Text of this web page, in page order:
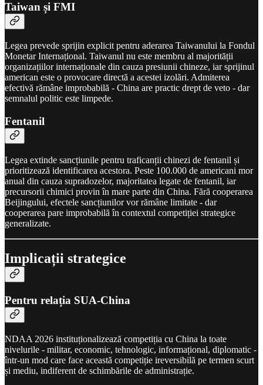
Taiwan și FMI
Legea prevede sprijin explicit pentru aderarea Taiwanului la Fondul
Monetar Internațional. Taiwanul nu este membru al majorității
organizațiilor internaționale din cauza presiunii chineze, iar sprijinul
american este o provocare directă a acestei izolări. Admiterea
efectivă rămâne improbabilă - China are practic drept de veto - dar
semnalul politic este limpede.
Fentanil
Legea extinde sancțiunile pentru traficanții chinezi de fentanil și
prioritizează identificarea acestora. Peste 100.000 de americani mor
anual din cauza supradozelor, majoritatea legate de fentanil, iar
precursorii chimici provin în mare parte din China. Fără cooperarea
Beijingului, efectele sancțiunilor vor rămâne limitate - dar
cooperarea pare improbabilă în contextul competiției strategice
generalizate.
Implicații strategice
Pentru relația SUA-China
NDAA 2026 instituționalizează competiția cu China la toate
nivelurile - militar, economic, tehnologic, informațional, diplomatic -
într-un mod care face această competiție ireversibilă pe termen scurt
și mediu, indiferent de schimbările de administrație.